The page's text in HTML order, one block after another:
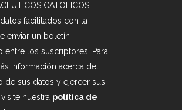
CATOLICOS
facilitados con la
enviar un boletín
entre los suscriptores. Para
información acerca del
de sus datos y ejercer sus
nuestra política de